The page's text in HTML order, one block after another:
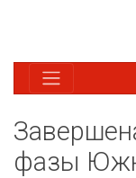
фазы